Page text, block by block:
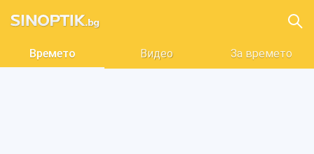
Времето Видео За времето